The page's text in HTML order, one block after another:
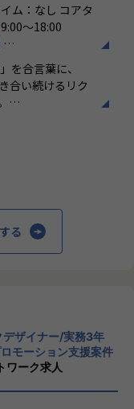
ンバーの選定を
レクター、
在籍しておりま
くことができま
習教材の購入や
いた講習など、
取り組みを行
ム：なし コアタ
：9:00〜18:00
均5時間～10時
を合言葉に、
合い続けるリク
ジネスに伴走
としていま
値を共に創り出
成長を志したと
浮かべていただ
る
デザイナー/実務3年
モーション支援案件
ワーク求人